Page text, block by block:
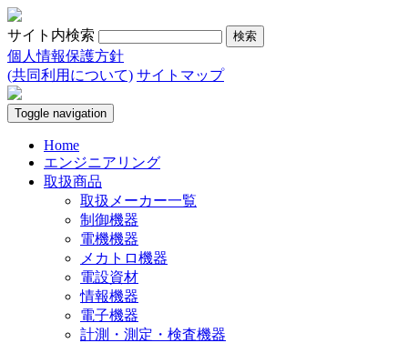
サイト内検索
個人情報保護方針
(共同利用について) サイトマップ
Toggle navigation
Home
エンジニアリング
取扱商品
取扱メーカー一覧
制御機器
電機機器
メカトロ機器
電設資材
情報機器
電子機器
計測・測定・検査機器